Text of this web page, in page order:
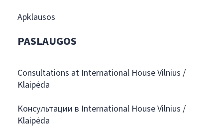
Apklausos
PASLAUGOS
Consultations at International House Vilnius /
Klaipėda
Консультации в International House Vilnius /
Klaipėda